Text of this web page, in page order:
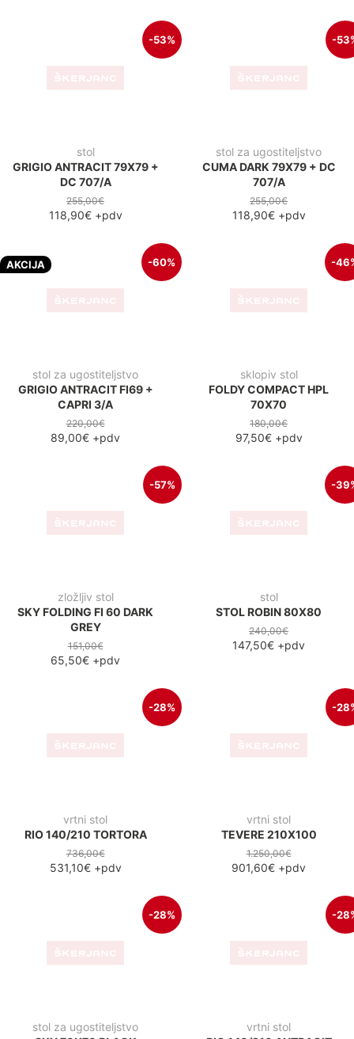
-53%
GRIGIO ANTRACIT 79X79 +
-
CUMA DARK 79X79 + DC
stol za ugostiteljstvo
GRIGIO ANTRACIT FI69 +
89,00€
FOLDY COMPACT HPL
SKY FOLDING FI 60 DARK
STOL ROBIN 80X80
RIO 140/210 TORTORA
TEVERE 210X100
SKY 70X70 BLACK
RIO 140/210 ANTRACIT